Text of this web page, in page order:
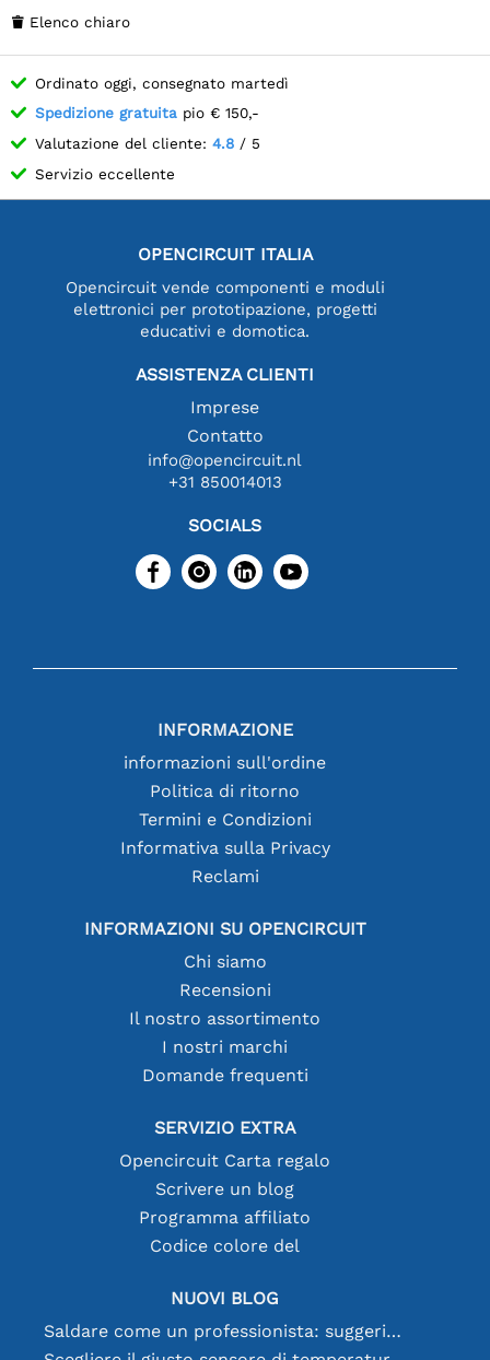
 Elenco chiaro
Ordinato oggi, consegnato martedì
Spedizione gratuita pio € 150,-
Valutazione del cliente: 4.8 / 5
Servizio eccellente
OPENCIRCUIT ITALIA
Opencircuit vende componenti e moduli
elettronici per prototipazione, progetti
educativi e domotica.
ASSISTENZA CLIENTI
Imprese
Contatto
info@opencircuit.nl
+31 850014013
SOCIALS
INFORMAZIONE
informazioni sull'ordine
Politica di ritorno
Termini e Condizioni
Informativa sulla Privacy
Reclami
INFORMAZIONI SU OPENCIRCUIT
Chi siamo
Recensioni
Il nostro assortimento
I nostri marchi
Domande frequenti
SERVIZIO EXTRA
Opencircuit Carta regalo
Scrivere un blog
Programma affiliato
Codice colore del
NUOVI BLOG
Saldare come un professionista: suggerimenti per connessioni elettroniche perfette